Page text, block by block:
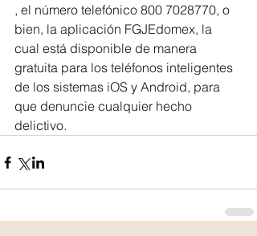
, el número telefónico 800 7028770, o
bien, la aplicación FGJEdomex, la
cual está disponible de manera
gratuita para los teléfonos inteligentes
de los sistemas iOS y Android, para
que denuncie cualquier hecho
delictivo.